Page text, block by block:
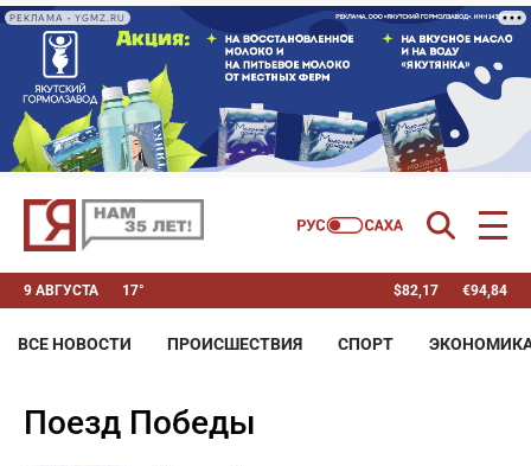
РЕКЛАМА • YGMZ.RU
9 АВГУСТА 17° $82,17 €94,84
ВСЕ НОВОСТИ ПРОИСШЕСТВИЯ СПОРТ
Поезд Победы